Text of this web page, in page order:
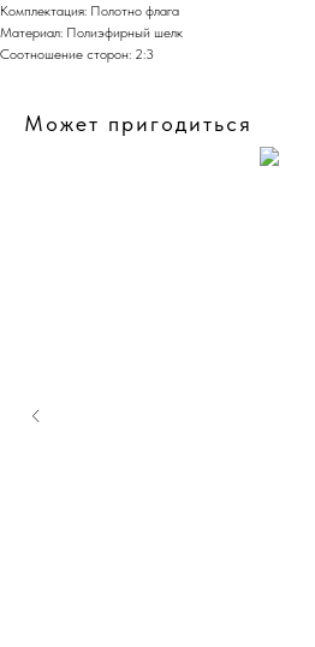
Комплектация: Полотно флага
Материал: Полиэфирный шелк
Соотношение сторон: 2:3
Может пригодиться